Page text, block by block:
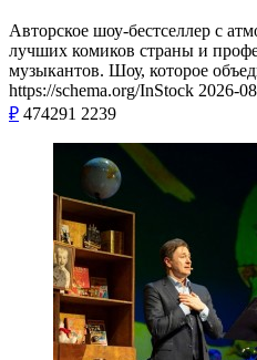
Авторское шоу-бестселлер с
лучших комиков страны и
музыкантов. Шоу, которое
https://schema.org/InStock 2026-
₽ 474291 2239